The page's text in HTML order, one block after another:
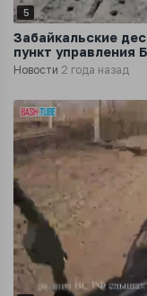
5
Забайкальские
пункт управления
Яра
Новости 2 года назад